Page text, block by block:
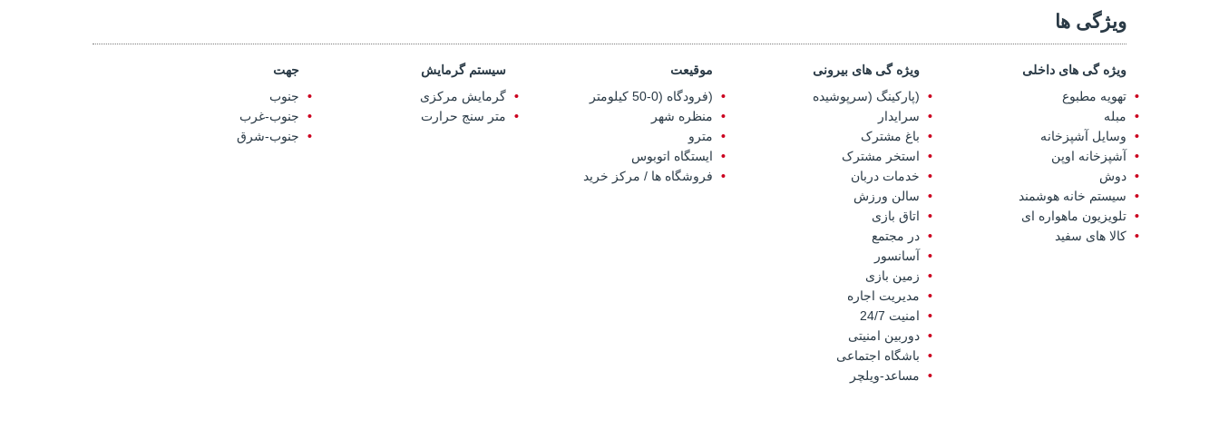
ویژگی ها
ویژه گی های داخلی
تهویه مطبوع
مبله
وسایل آشپزخانه
آشپزخانه اوپن
دوش
سیستم خانه هوشمند
تلویزیون ماهواره ای
کالا های سفید
ویژه گی های بیرونی
(پارکینگ (سرپوشیده
سرایدار
باغ مشترک
استخر مشترک
خدمات دربان
سالن ورزش
اتاق بازی
در مجتمع
آسانسور
زمین بازی
مدیریت اجاره
امنیت 24/7
دوربین امنیتی
باشگاه اجتماعی
مساعد-ویلچر
موقیعت
(فرودگاه (0-50 کیلومتر
منظره شهر
مترو
ایستگاه اتوبوس
فروشگاه ها / مرکز خرید
سیستم گرمایش
گرمایش مرکزی
متر سنج حرارت
جهت
جنوب
جنوب-غرب
جنوب-شرق